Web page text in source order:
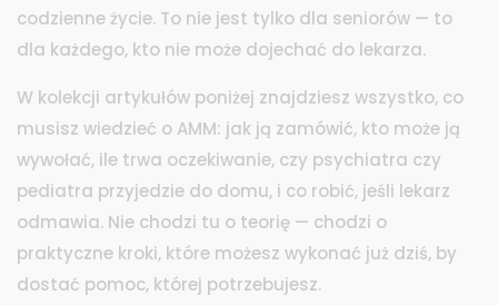
codzienne życie. To nie jest tylko dla seniorów — to
dla każdego, kto nie może dojechać do lekarza.
W kolekcji artykułów poniżej znajdziesz wszystko, co
musisz wiedzieć o AMM: jak ją zamówić, kto może ją
wywołać, ile trwa oczekiwanie, czy psychiatra czy
pediatra przyjedzie do domu, i co robić, jeśli lekarz
odmawia. Nie chodzi tu o teorię — chodzi o
praktyczne kroki, które możesz wykonać już dziś, by
dostać pomoc, której potrzebujesz.